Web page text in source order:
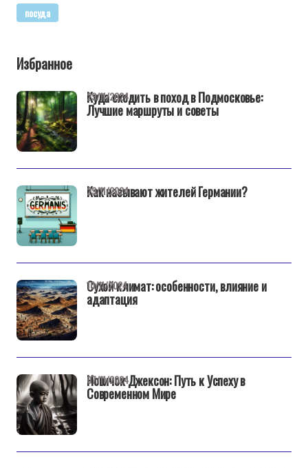
посуда
Избранное
Куда сходить в поход в Подмосковье:
Лучшие маршруты и советы
29/11/2024
Как называют жителей Германии?
29/11/2024
Сухой климат: особенности, влияние и
адаптация
10/11/2024
Новичок Джексон: Путь к Успеху в
Современном Мире
07/11/2024